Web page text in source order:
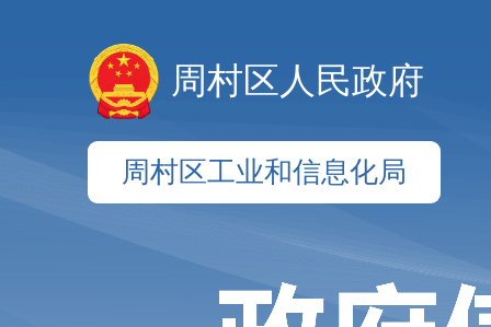
周村区人民政府
周村区工业和信息化局